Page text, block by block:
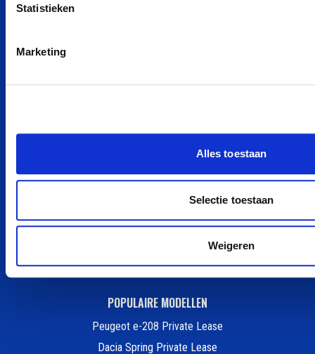
Statistieken
Marketing
Alles toestaan
Selectie toestaan
Weigeren
BYD private leasen
MG private leasen
smart private leasen
Renault private leasen
Hyundai private leasen
POPULAIRE MODELLEN
Peugeot e-208 Private Lease
Dacia Spring Private Lease